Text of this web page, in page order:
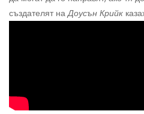
създателят наДоусън Крийк